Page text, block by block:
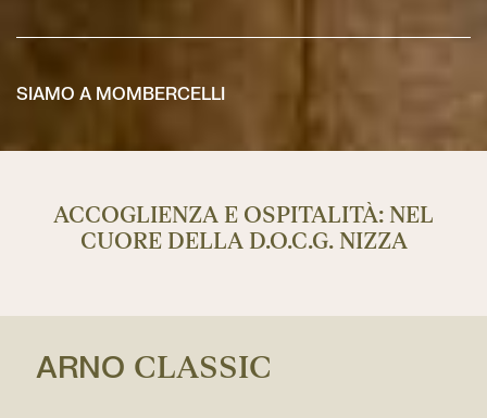
SIAMO A MOMBERCELLI
ACCOGLIENZA E OSPITALITÀ: NEL
CUORE DELLA D.O.C.G. NIZZA
ARNO CLASSIC